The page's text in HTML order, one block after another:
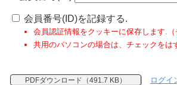
会員番号(ID)を記録する.
会員認証情報をクッキーに保存します.
共用のパソコンの場合は、チェックをは
PDFダウンロード（491.7 KB）
ログイ